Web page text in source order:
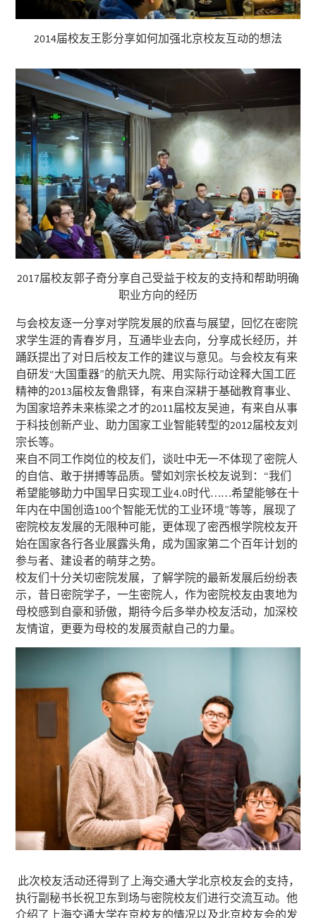
2014届校友王影分享如何加强北京校友互动的想法
2017届校友郭子奇分享自己受益于校友的支持和帮助明确
职业方向的经历
与会校友逐一分享对学院发展的欣喜与展望，回忆在密院
求学生涯的青春岁月，互通毕业去向，分享成长经历，并
踊跃提出了对日后校友工作的建议与意见。与会校友有来
自研发“大国重器”的航天九院、用实际行动诠释大国工匠
精神的2013届校友鲁鼎铎，有来自深耕于基础教育事业、
为国家培养未来栋梁之才的2011届校友吴迪，有来自从事
于科技创新产业、助力国家工业智能转型的2012届校友刘
宗长等。
来自不同工作岗位的校友们，谈吐中无一不体现了密院人
的自信、敢于拼搏等品质。譬如刘宗长校友说到：“我们
希望能够助力中国早日实现工业4.0时代……希望能够在十
年内在中国创造100个智能无忧的工业环境”等等，展现了
密院校友发展的无限种可能，更体现了密西根学院校友开
始在国家各行各业展露头角，成为国家第二个百年计划的
参与者、建设者的萌芽之势。
校友们十分关切密院发展，了解学院的最新发展后纷纷表
示，昔日密院学子，一生密院人，作为密院校友由衷地为
母校感到自豪和骄傲，期待今后多举办校友活动，加深校
友情谊，更要为母校的发展贡献自己的力量。
此次校友活动还得到了上海交通大学北京校友会的支持，
执行副秘书长祝卫东到场与密院校友们进行交流互动。他
介绍了上海交通大学在京校友的情况以及北京校友会的发